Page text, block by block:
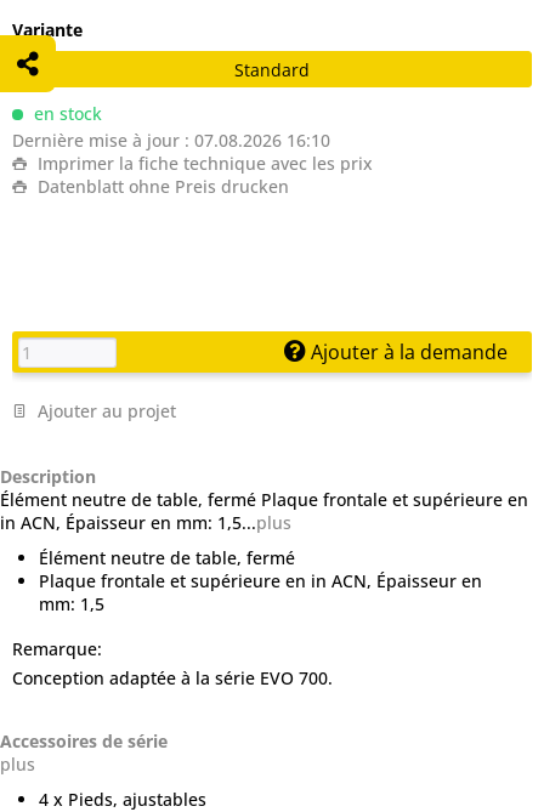
Variante
Standard
en stock
Dernière mise à jour : 07.08.2026 16:10
Imprimer la fiche technique avec les prix
Datenblatt ohne Preis drucken
Ajouter à la demande
Ajouter au projet
Description
Élément neutre de table, fermé Plaque frontale et supérieure en
in ACN, Épaisseur en mm: 1,5...plus
Élément neutre de table, fermé
Plaque frontale et supérieure en in ACN, Épaisseur en
mm: 1,5
Remarque:
Conception adaptée à la série EVO 700.
Accessoires de série
plus
4 x Pieds, ajustables